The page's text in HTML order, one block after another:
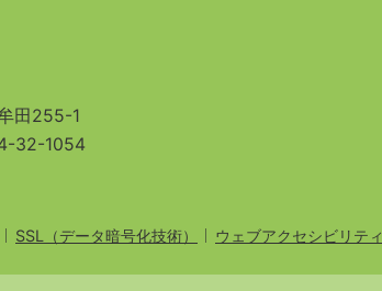
田255-1
32-1054
SSL（データ暗号化技術） ウェブアクセシビリティ